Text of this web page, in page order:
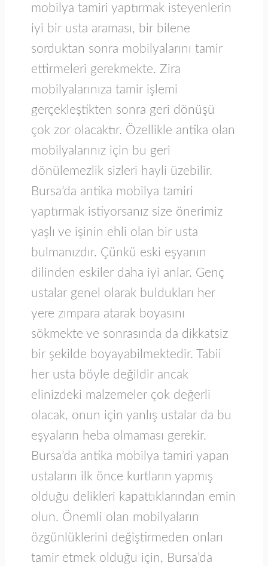
mobilya tamiri yaptırmak isteyenlerin
iyi bir usta araması, bir bilene
sorduktan sonra mobilyalarını tamir
ettirmeleri gerekmekte. Zira
mobilyalarınıza tamir işlemi
gerçekleştikten sonra geri dönüşü
çok zor olacaktır. Özellikle antika olan
mobilyalarınız için bu geri
dönülemezlik sizleri hayli üzebilir.
Bursa’da antika mobilya tamiri
yaptırmak istiyorsanız size önerimiz
yaşlı ve işinin ehli olan bir usta
bulmanızdır. Çünkü eski eşyanın
dilinden eskiler daha iyi anlar. Genç
ustalar genel olarak buldukları her
yere zımpara atarak boyasını
sökmekte ve sonrasında da dikkatsiz
bir şekilde boyayabilmektedir. Tabii
her usta böyle değildir ancak
elinizdeki malzemeler çok değerli
olacak, onun için yanlış ustalar da bu
eşyaların heba olmaması gerekir.
Bursa’da antika mobilya tamiri yapan
ustaların ilk önce kurtların yapmış
olduğu delikleri kapattıklarından emin
olun. Önemli olan mobilyaların
özgünlüklerini değiştirmeden onları
tamir etmek olduğu için, Bursa’da